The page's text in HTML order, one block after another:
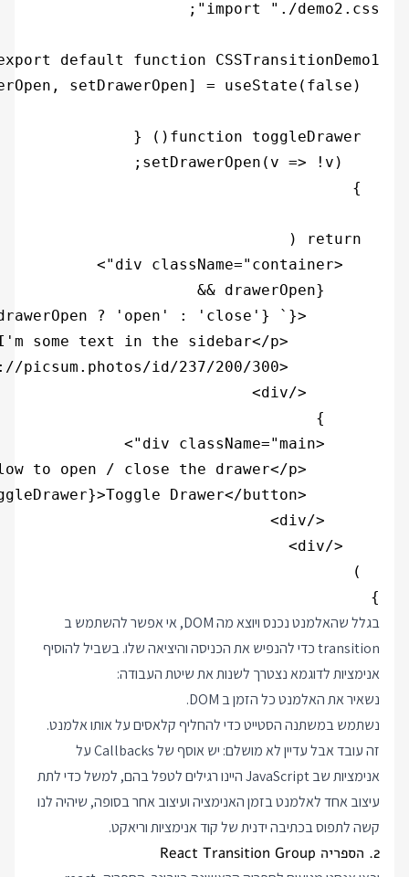
}
בגלל שהאלמנט נכנס ויוצא מה DOM, אי אפשר להשתמש ב
transition כדי להנפיש את הכניסה והיציאה שלו. בשביל להוסיף
אנימציות לדוגמא נצטרך לשנות את שיטת העבודה:
נשאיר את האלמנט כל הזמן ב DOM.
נשתמש במשתנה הסטייט כדי להחליף קלאסים על אותו אלמנט.
זה עובד אבל עדיין לא מושלם: יש אוסף של Callbacks על
אנימציות שב JavaScript היינו רגילים לטפל בהם, למשל כדי לתת
עיצוב אחד לאלמנט בזמן האנימציה ועיצוב אחר בסופה, שיהיה לנו
קשה לתפוס בכתיבה ידנית של קוד אנימציות וריאקט.
2. הספריה React Transition Group